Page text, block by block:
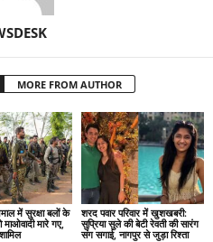
MORE FROM AUTHOR
में सुरक्षा बलों के
मारे गए,
शरद पवार परिवार में खुशखबरी:
सुप्रिया सुले की बेटी रेवती की सारंग
संग सगाई, नागपुर से जुड़ा रिश्ता